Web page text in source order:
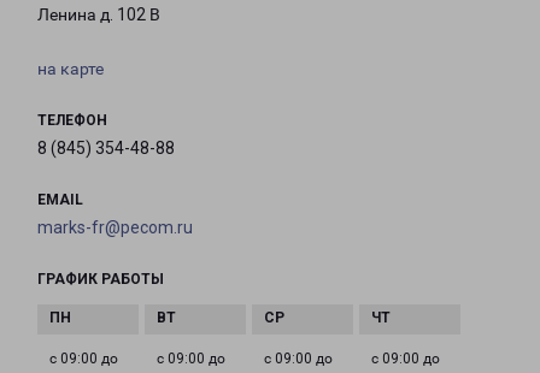
Ленина д. 102 В
на карте
ТЕЛЕФОН
8 (845) 354-48-88
EMAIL
marks-fr@pecom.ru
ГРАФИК РАБОТЫ
с 09:00 до
с 09:00 до
с 09:00 до
с 09:00 до